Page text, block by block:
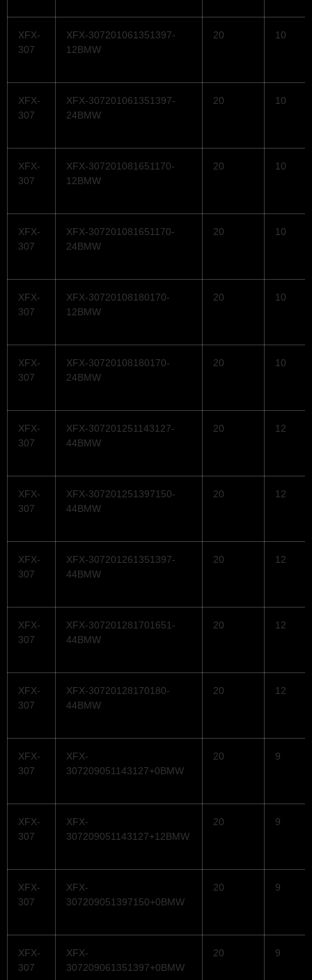
XFX-
307
XFX-307201061351397-
12BMW
20 10
XFX-
307
XFX-307201061351397-
24BMW
20 10
XFX-
307
XFX-307201081651170-
12BMW
20 10
XFX-
307
XFX-307201081651170-
24BMW
20 10
XFX-
307
XFX-30720108180170-
12BMW
20 10
XFX-
307
XFX-30720108180170-
24BMW
20 10
XFX-
307
XFX-307201251143127-
44BMW
20 12
XFX-
307
XFX-307201251397150-
44BMW
20 12
XFX-
307
XFX-307201261351397-
44BMW
20 12
XFX-
307
XFX-307201281701651-
44BMW
20 12
XFX-
307
XFX-30720128170180-
44BMW
20 12
XFX-
307
XFX-
307209051143127+0BMW
20 9
XFX-
307
XFX-
307209051143127+12BMW
20 9
XFX-
307
XFX-
307209051397150+0BMW
20 9
XFX-
307
XFX-
307209061351397+0BMW
20 9